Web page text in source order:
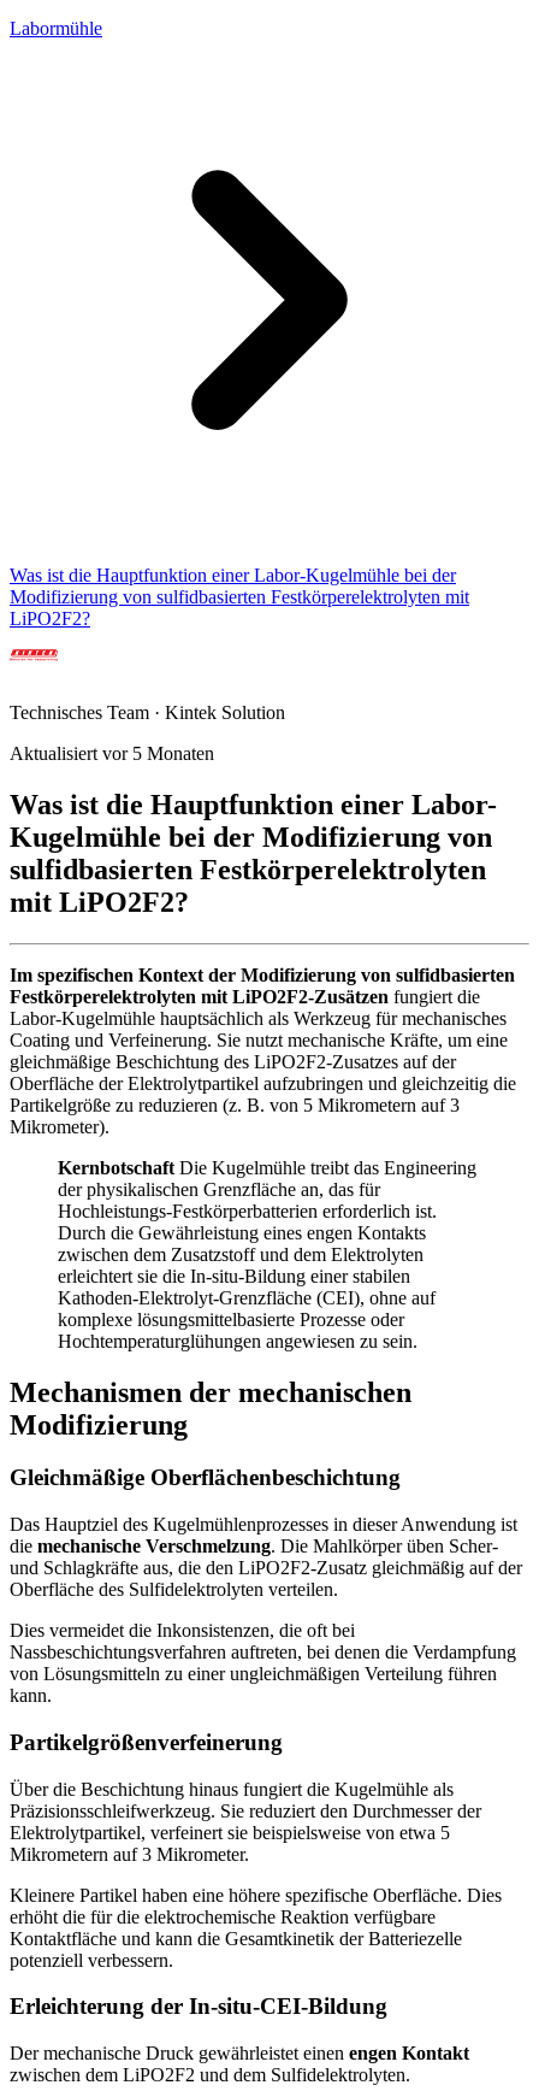
Labormühle
Was ist die Hauptfunktion einer Labor-Kugelmühle bei der
Modifizierung von sulfidbasierten Festkörperelektrolyten mit
LiPO2F2?
Technisches Team · Kintek Solution
Aktualisiert vor 5 Monaten
Was ist die Hauptfunktion einer Labor-
Kugelmühle bei der Modifizierung von
sulfidbasierten Festkörperelektrolyten
mit LiPO2F2?
Im spezifischen Kontext der Modifizierung von sulfidbasierten
Festkörperelektrolyten mit LiPO2F2-Zusätzen fungiert die
Labor-Kugelmühle hauptsächlich als Werkzeug für mechanisches
Coating und Verfeinerung. Sie nutzt mechanische Kräfte, um eine
gleichmäßige Beschichtung des LiPO2F2-Zusatzes auf der
Oberfläche der Elektrolytpartikel aufzubringen und gleichzeitig die
Partikelgröße zu reduzieren (z. B. von 5 Mikrometern auf 3
Mikrometer).
Kernbotschaft Die Kugelmühle treibt das Engineering
der physikalischen Grenzfläche an, das für
Hochleistungs-Festkörperbatterien erforderlich ist.
Durch die Gewährleistung eines engen Kontakts
zwischen dem Zusatzstoff und dem Elektrolyten
erleichtert sie die In-situ-Bildung einer stabilen
Kathoden-Elektrolyt-Grenzfläche (CEI), ohne auf
komplexe lösungsmittelbasierte Prozesse oder
Hochtemperaturglühungen angewiesen zu sein.
Mechanismen der mechanischen
Modifizierung
Gleichmäßige Oberflächenbeschichtung
Das Hauptziel des Kugelmühlenprozesses in dieser Anwendung ist
die mechanische Verschmelzung. Die Mahlkörper üben Scher-
und Schlagkräfte aus, die den LiPO2F2-Zusatz gleichmäßig auf der
Oberfläche des Sulfidelektrolyten verteilen.
Dies vermeidet die Inkonsistenzen, die oft bei
Nassbeschichtungsverfahren auftreten, bei denen die Verdampfung
von Lösungsmitteln zu einer ungleichmäßigen Verteilung führen
kann.
Partikelgrößenverfeinerung
Über die Beschichtung hinaus fungiert die Kugelmühle als
Präzisionsschleifwerkzeug. Sie reduziert den Durchmesser der
Elektrolytpartikel, verfeinert sie beispielsweise von etwa 5
Mikrometern auf 3 Mikrometer.
Kleinere Partikel haben eine höhere spezifische Oberfläche. Dies
erhöht die für die elektrochemische Reaktion verfügbare
Kontaktfläche und kann die Gesamtkinetik der Batteriezelle
potenziell verbessern.
Erleichterung der In-situ-CEI-Bildung
Der mechanische Druck gewährleistet einen engen Kontakt
zwischen dem LiPO2F2 und dem Sulfidelektrolyten.